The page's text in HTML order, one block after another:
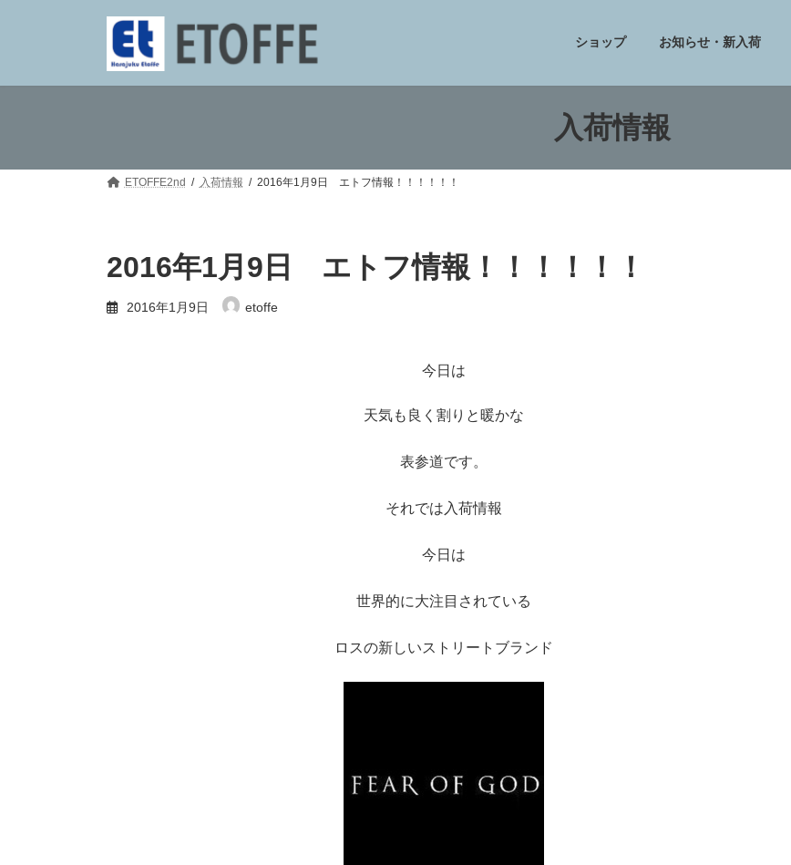
ツ
シ
ショップ お知らせ・新入荷
入荷情報
ETOFFE2nd 入荷情報 2016年1月9日 エトフ情報！！！！！！
2016年1月9日 エトフ情報！！！！！！
2016年1月9日 etoffe
今日は
天気も良く割りと暖かな
表参道です。
それでは入荷情報
今日は
世界的に大注目されている
ロスの新しいストリートブランド